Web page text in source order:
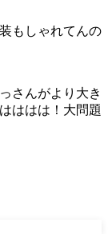
もしゃれてんの
さんがより大き
ははは！大問題